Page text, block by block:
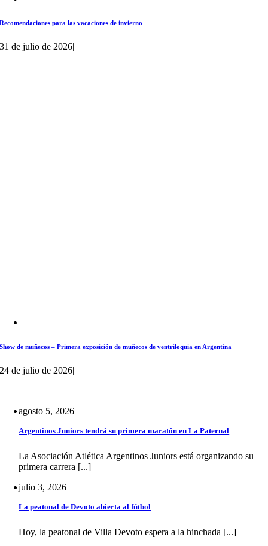
Recomendaciones para las vacaciones de invierno
31 de julio de 2026|
Show de muñecos – Primera exposición de muñecos de ventriloquia en Argentina
24 de julio de 2026|
agosto 5, 2026
Argentinos Juniors tendrá su primera maratón en La Paternal
La Asociación Atlética Argentinos Juniors está organizando su
primera carrera [...]
julio 3, 2026
La peatonal de Devoto abierta al fútbol
Hoy, la peatonal de Villa Devoto espera a la hinchada [...]